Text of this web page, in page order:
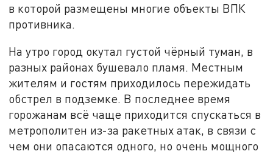
в которой размещены многие объекты ВПК
противника.
На утро город окутал густой чёрный туман, в
разных районах бушевало пламя. Местным
жителям и гостям приходилось пережидать
обстрел в подземке. В последнее время
горожанам всё чаще приходится спускаться в
метрополитен из-за ракетных атак, в связи с
чем они опасаются одного, но очень мощного